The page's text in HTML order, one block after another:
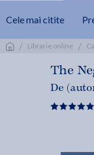
Cele mai citite
/ Librarie online /
The
De